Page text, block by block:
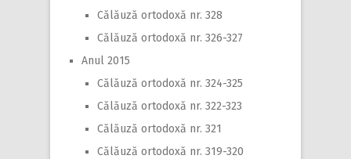
Călăuză ortodoxă nr. 328
Călăuză ortodoxă nr. 326-327
Anul 2015
Călăuză ortodoxă nr. 324-325
Călăuză ortodoxă nr. 322-323
Călăuză ortodoxă nr. 321
Călăuză ortodoxă nr. 319-320